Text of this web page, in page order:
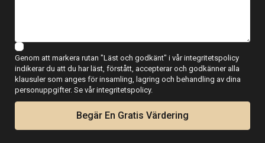
€2,163.68
per månad
Genom att markera rutan "Läst och godkänt" i vår integritetspolicy
indikerar du att du har läst, förstått, accepterar och godkänner alla
klausuler som anges för insamling, lagring och behandling av dina
personuppgifter. Se vår integritetspolicy.
Begär En Gratis Värdering